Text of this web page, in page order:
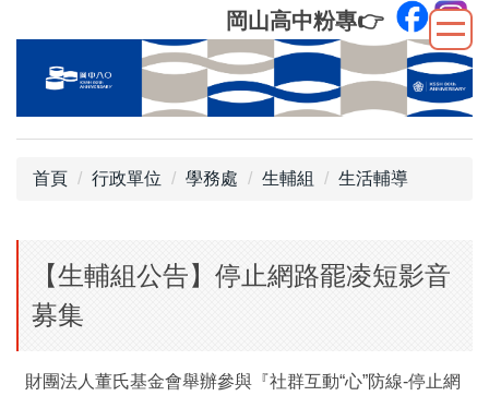
到
內
岡山高中粉專👉
首頁 行政單位 學務處 生輔組 生活輔導
【生輔組公告】停止網路罷凌短影音
募集
財團法人董氏基金會舉辦參與『社群互動“心”防線-停止網